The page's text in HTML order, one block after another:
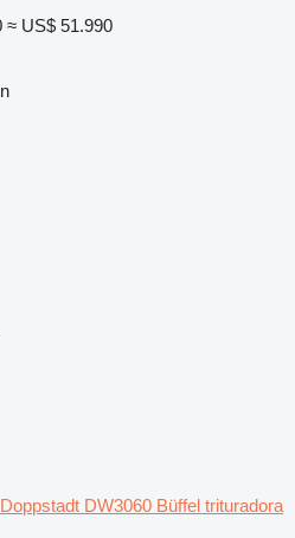
≈ US$ 51.990
Doppstadt DW3060 Büffel trituradora